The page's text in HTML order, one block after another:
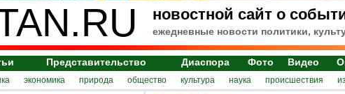
новостной сайт о
ежедневные новости политики,
Представительство Диаспора Фото Видео
экономика природа общество культура наука происшествия